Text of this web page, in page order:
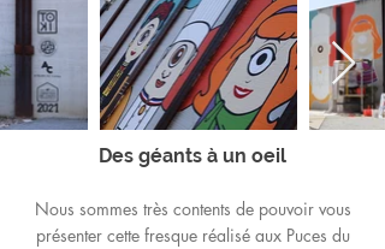
Des géants à un oeil
Nous sommes très contents de pouvoir vous
présenter cette fresque réalisé aux Puces du